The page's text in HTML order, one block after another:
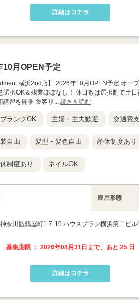
詳細はコチラ
10月OPEN予定
横浜2nd店】 2026年10月OPEN予定 オー
選択OK＆残業ほぼなし！ 休日数は選択制で土
講習を開催 集客サ... 続きを読む
ブランクOK 主婦・主夫歓迎 交通費
自由 髪型・髪色自由 産休制度あり
制度あり ネイルOK
雇用形態
奈川区鶴屋町1-7-10 ハウスプラン横浜第二ビル
募集期限 ： 2026年08月31日まで、あと 25 日
詳細はコチラ